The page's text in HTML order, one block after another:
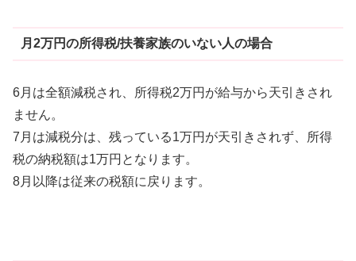
月2万円の所得税/扶養家族のいない人の場合
6月は全額減税され、所得税2万円が給与から天引きされ
ません。
7月は減税分は、残っている1万円が天引きされず、所得
税の納税額は1万円となります。
8月以降は従来の税額に戻ります。